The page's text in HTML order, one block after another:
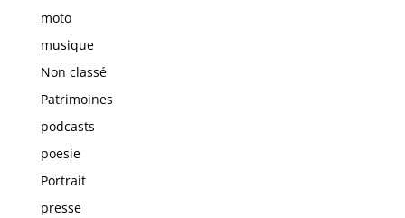
moto
musique
Non classé
Patrimoines
podcasts
poesie
Portrait
presse